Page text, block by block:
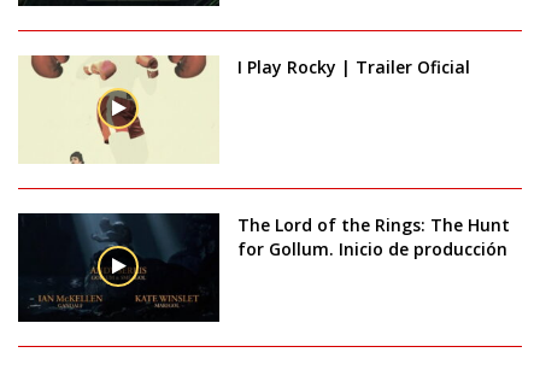
I Play Rocky | Trailer Oficial
The Lord of the Rings: The Hunt
for Gollum. Inicio de producción